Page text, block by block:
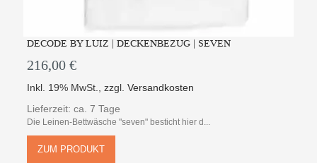
DECODE BY LUIZ | DECKENBEZUG | SEVEN
216,00 €
Inkl. 19% MwSt. ,zzgl.Versandkosten
Lieferzeit: ca. 7 Tage
Die Leinen-Bettwäsche "seven" besticht hier d...
ZUM PRODUKT